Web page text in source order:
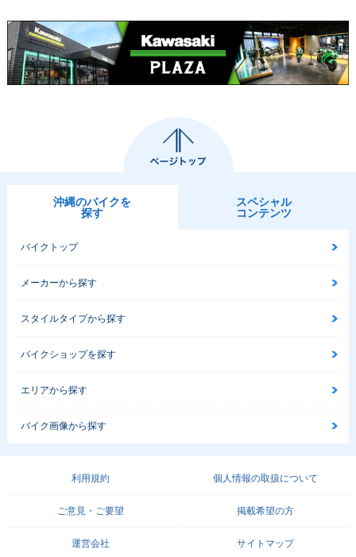
沖縄のバイクを
探す
スペシャル
コンテンツ
バイクトップ
メーカーから探す
スタイルタイプから探す
バイクショップを探す
エリアから探す
バイク画像から探す
利用規約 個人情報の取扱について
ご意見・ご要望 掲載希望の方
運営会社 サイトマップ